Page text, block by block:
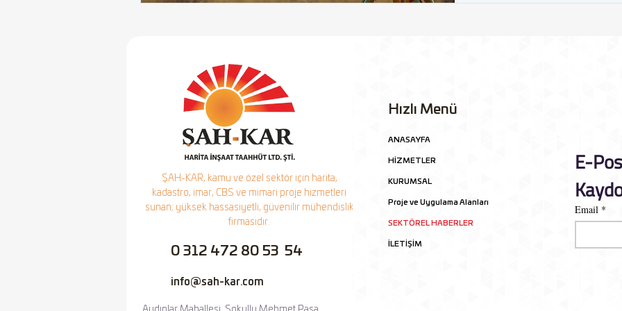
ŞAH-KAR, kamu ve özel sektör için harita,
kadastro, imar, CBS ve mimari proje hizmetleri
sunan; yüksek hassasiyetli, güvenilir mühendislik
firmasıdır.
0 312 472 80 53 54
info@sah-kar.com
Hızlı Menü
ANASAYFA
HİZMETLER
KURUMSAL
Proje ve Uygulama Alanları
SEKTÖREL HABERLER
İLETİŞİM
E-
Email *